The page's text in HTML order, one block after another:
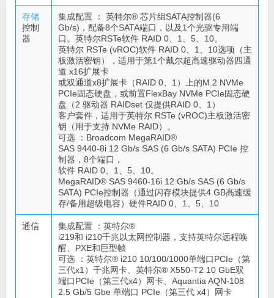
存储
控制
器
集成配置 ： 英特尔® 芯片组SATA控制器(6
Gb/s)，配备8个SATA端口，以及1个光驱专用端
口。英特尔RSTe软件 RAID 0、1、5、10。
英特尔 RSTe (vROC)软件 RAID 0、1、10选项（主
板激活密钥），适用于第1个戴尔超高速驱动器四通
道 x16扩展卡
或双通道x8扩展卡（RAID 0、1）上的M.2 NVMe
PCIe固态硬盘，或前置FlexBay NVMe PCIe固态硬
盘（2 驱动器 RAIDset 仅提供RAID 0、1）
客户套件，适用于英特尔 RSTe (vROC)主板激活密
钥（用于支持 NVMe RAID）。
可选 ：Broadcom MegaRAID®
SAS 9440-8i 12 Gb/s SAS (6 Gb/s SATA) PCIe 控
制器，8个端口，
软件 RAID 0、1、5、10。
MegaRAID® SAS 9460-16i 12 Gb/s SAS (6 Gb/s
SATA) PCIe控制器（通过闪存模块提供4 GB高速缓
存/备用超级电容）硬件RAID 0、1、5、10
通信
集成配置 ：英特尔®
i219和 i210千兆以太网控制器，支持英特尔远程唤
醒、PXE和巨型帧
可选 ：英特尔® i210 10/100/1000单端口PCIe（第
三代x1）千兆网卡、英特尔® X550-T2 10 GbE双
端口PCIe（第三代x4）网卡、Aquantia AQN-108
2.5 Gb/5 Gbe 单端口 PCIe（第三代 x4）网卡